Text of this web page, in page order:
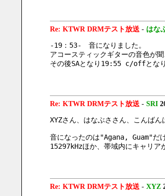
Re: KTWR DRMテスト放送- はな
-19：53-　音になりました。
アコースティックギターの音色が聞
その後SAとなり19:55 c/offとなり
Re: KTWR DRMテスト放送- SRI
XYZさん、はなぶささん、こんばん
音になったのは"Agana, Guam"だけ
15297kHzほか、帯域内にキャリア
Re: KTWR DRMテスト放送- XYZ